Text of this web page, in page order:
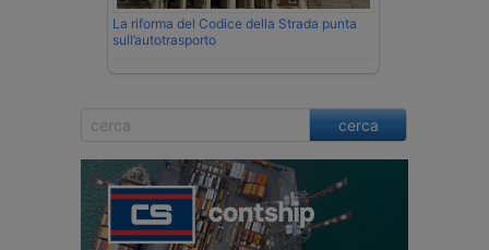
La riforma del Codice della Strada punta
sull’autotrasporto
cerca